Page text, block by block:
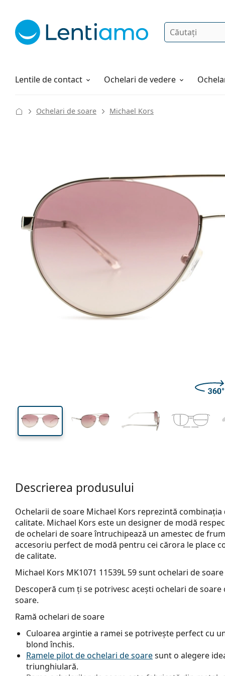
Căutare
Lentile de contact
Soluții Ochelari de vedere
Cum comandați
Ochelari de soare Michael Kors
48 mm
Înălțime lentilă
59 mm
Lățimea lentilei
Descrierea produsului
Ochelarii de soare Michael Kors reprezintă
calitate. Michael Kors este un designer de modă
de ochelari de soare întruchipează un amestec de
accesoriu perfect de modă pentru cei cărora le place
de calitate.
Michael Kors MK1071 11539L 59sunt ochelari de soare
Descoperă cum ți se potrivesc acești ochelari de
soare.
Ramă ochelari de soare
Culoarea argintie a ramei se potrivește perfect cu
blond închis.
Ramele pilot de ochelari de soaresunt o alegere
triunghiulară.